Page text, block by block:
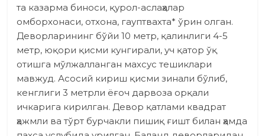
та казарма биноси, қурол-аслаҳалар
омборхонаси, отхона, гауптвахта* ўрин олган.
Деворларининг бўйи 10 метр, қалинлиги 4-5
метр, юқори қисми кунгирали, уч қатор ўқ
отишга мўлжалланган махсус тешиклари
мавжуд. Асосий кириш қисми зинали бўлиб,
кенглиги 3 метрли ёғоч дарвоза орқали
ичкарига кирил­ган. Девор қатлами квадрат
ҳажмли ва тўрт бурчакли пишиқ ғишт билан ҳамда